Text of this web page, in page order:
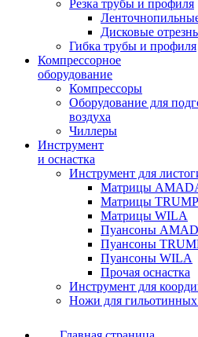
Резка трубы и профиля
Дисковые
Гибка трубы и профиля
Компрессорное
оборудование
Компрессоры
Оборудование для
воздуха
Чиллеры
Инструмент
и оснастка
Инструмент для
Матрицы
Матрицы
Матрицы WILA
Пуансоны
Пуансоны
Пуансоны WILA
Прочая оснастка
Инструмент для
Ножи для